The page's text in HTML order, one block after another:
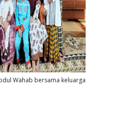
Wahab bersama keluarga